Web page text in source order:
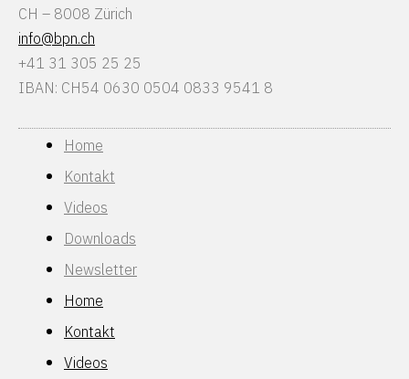
CH – 8008 Zürich
info@bpn.ch
+41 31 305 25 25
IBAN: CH54 0630 0504 0833 9541 8
Home
Kontakt
Videos
Downloads
Newsletter
Home
Kontakt
Videos